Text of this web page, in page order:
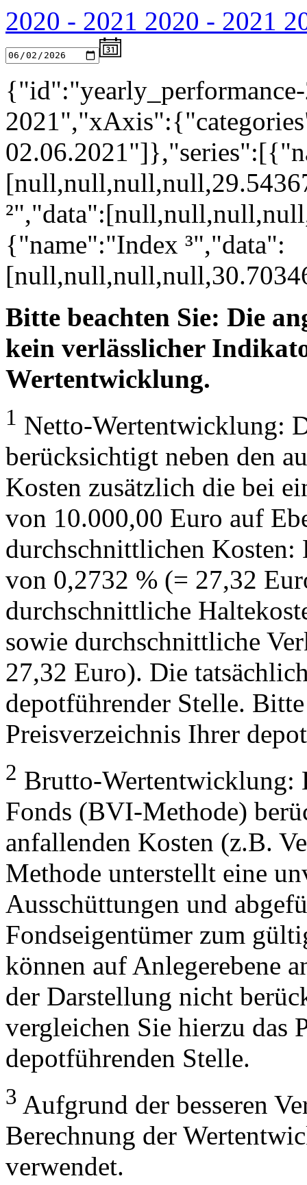
2020 - 2021 2020 - 2021
{"name":"Index ³","data":
Bitte beachten Sie: Die
kein verlässlicher
Wertentwicklung.
1 Netto-Wertentwicklung:
berücksichtigt neben den
Kosten zusätzlich die bei
von 10.000,00 Euro auf
durchschnittlichen
von 0,2732 % (= 27,32
durchschnittliche
sowie durchschnittliche
27,32 Euro). Die
depotführender Stelle.
Preisverzeichnis Ihrer
2 Brutto-Wertentwicklung:
Fonds (BVI-Methode)
anfallenden Kosten (z.B.
Methode unterstellt eine
Ausschüttungen und
Fondseigentümer zum
können auf Anlegerebene
der Darstellung nicht
vergleichen Sie hierzu das
depotführenden Stelle.
3 Aufgrund der besseren
Berechnung der
verwendet.